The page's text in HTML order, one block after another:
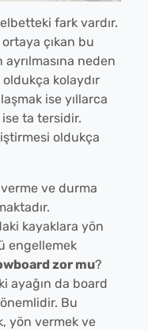
fark vardır.
çıkan bu
neden
kolaydır
ise yıllarca
ta tersidir.
oldukça
ve durma
kayaklara yön
engellemek
zor mu?
ayağın da board
Bu
yön vermek ve